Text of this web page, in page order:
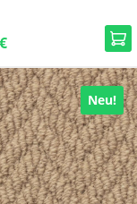
Neu!